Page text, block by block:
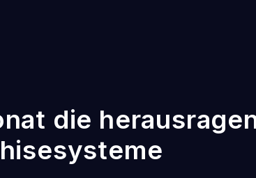
die